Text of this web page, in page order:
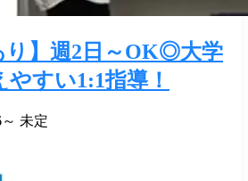
り】週2日～OK◎大学
やすい1:1指導！
未定